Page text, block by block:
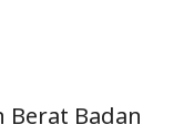
Berat Badan